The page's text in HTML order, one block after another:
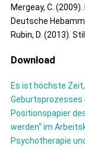
Mergeay, C.
Deutsche
Rubin, D. (2013).
Download
Es ist höchste
Geburtsprozesses
Positionspapier
werden“ im
Psychotherapie